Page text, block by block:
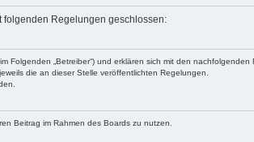
folgenden Regelungen geschlossen:
Folgenden „Betreiber“) und erklären sich mit den nachfolgenden
die an dieser Stelle veröffentlichten Regelungen.
Beitrag im Rahmen des Boards zu nutzen.